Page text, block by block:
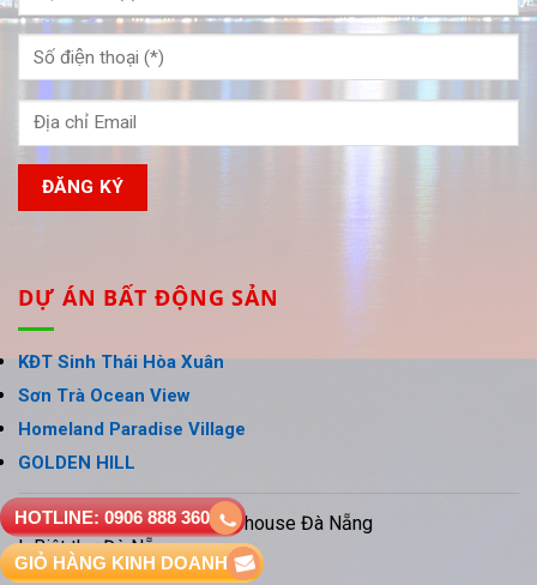
DỰ ÁN BẤT ĐỘNG SẢN
KĐT Sinh Thái Hòa Xuân
Sơn Trà Ocean View
Homeland Paradise Village
GOLDEN HILL
Đất nền Đà Nẵng
Shophouse Đà Nẵng
Biệt thự Đà Nẵng
HOTLINE: 0906 888 360
GIỎ HÀNG KINH DOANH